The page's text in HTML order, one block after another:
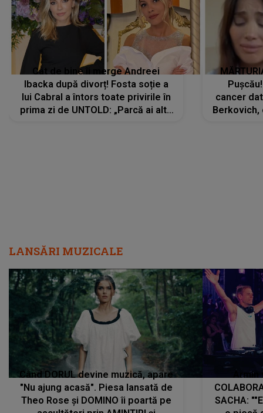
Cât de bine îi merge Andreei
Ibacka după divorț! Fosta soție a
lui Cabral a întors toate privirile în
prima zi de UNTOLD: „Parcă ai altă
cancer
Berkovich,
LANSĂRI MUZICALE
Când DORUL devine muzică, apare
"Nu ajung acasă". Piesa lansată de
Theo Rose și DOMINO îi poartă pe
SACHA: